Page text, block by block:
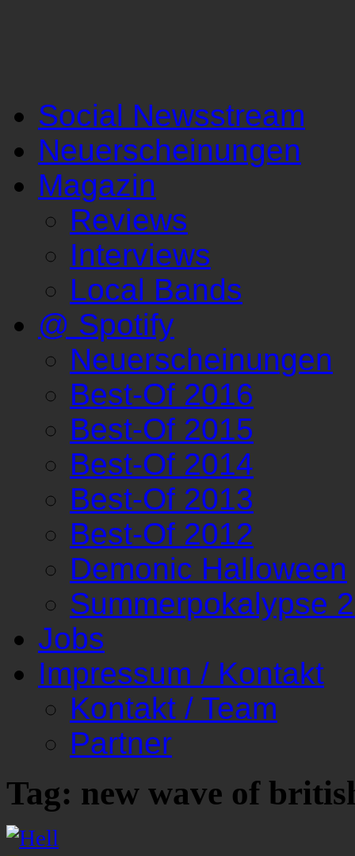
Social Newsstream
Neuerscheinungen
Magazin
Reviews
Interviews
Local Bands
@ Spotify
Neuerscheinungen
Best-Of 2016
Best-Of 2015
Best-Of 2014
Best-Of 2013
Best-Of 2012
Demonic Halloween
Summerpokalypse
Jobs
Impressum / Kontakt
Kontakt / Team
Partner
Tag: new wave of